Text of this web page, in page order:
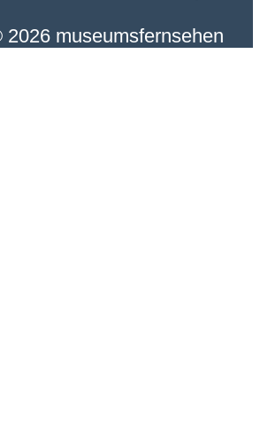
museumsfernsehen